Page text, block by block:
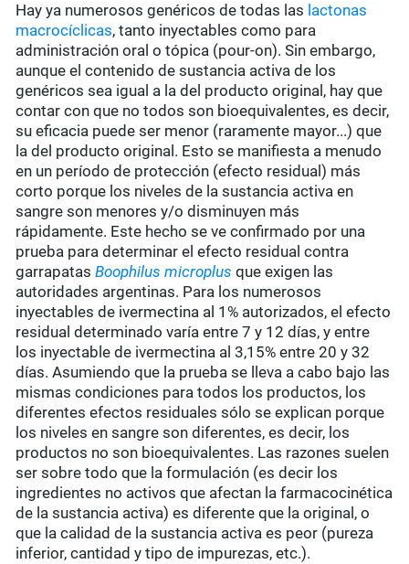
Hay ya numerosos genéricos de todas las lactonas
macrocíclicas, tanto inyectables como para
administración oral o tópica (pour-on). Sin embargo,
aunque el contenido de sustancia activa de los
genéricos sea igual a la del producto original, hay que
contar con que no todos son bioequivalentes, es decir,
su eficacia puede ser menor (raramente mayor...) que
la del producto original. Esto se manifiesta a menudo
en un período de protección (efecto residual) más
corto porque los niveles de la sustancia activa en
sangre son menores y/o disminuyen más
rápidamente. Este hecho se ve confirmado por una
prueba para determinar el efecto residual contra
garrapatasBoophilus microplus que exigen las
autoridades argentinas. Para los numerosos
inyectables de ivermectina al 1% autorizados, el efecto
residual determinado varía entre 7 y 12 días, y entre
los inyectable de ivermectina al 3,15% entre 20 y 32
días. Asumiendo que la prueba se lleva a cabo bajo las
mismas condiciones para todos los productos, los
diferentes efectos residuales sólo se explican porque
los niveles en sangre son diferentes, es decir, los
productos no son bioequivalentes. Las razones suelen
ser sobre todo que la formulación (es decir los
ingredientes no activos que afectan la farmacocinética
de la sustancia activa) es diferente que la original, o
que la calidad de la sustancia activa es peor (pureza
inferior, cantidad y tipo de impurezas, etc.).